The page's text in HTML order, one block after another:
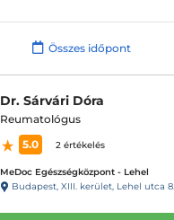
Összes időpont
Dr. Sárvári Dóra
Reumatológus
5.0
2 értékelés
MeDoc Egészségközpont - Lehel
Budapest, XIII. kerület, Lehel utca 8.